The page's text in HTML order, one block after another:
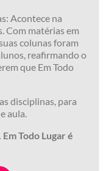
Acontece na
Com matérias em
colunas foram
reafirmando o
que Em Todo
disciplinas, para
aula.
Todo Lugar é